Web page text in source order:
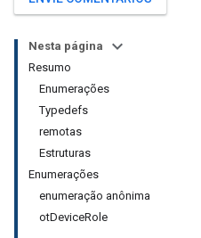
Nesta página
Resumo
Enumerações
Typedefs
remotas
Estruturas
Enumerações
enumeração anônima
otDeviceRole